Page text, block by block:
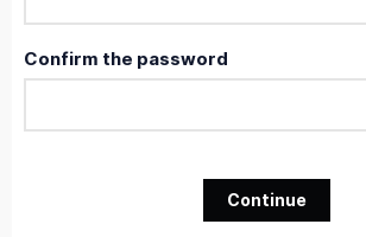
Confirm the password
Continue